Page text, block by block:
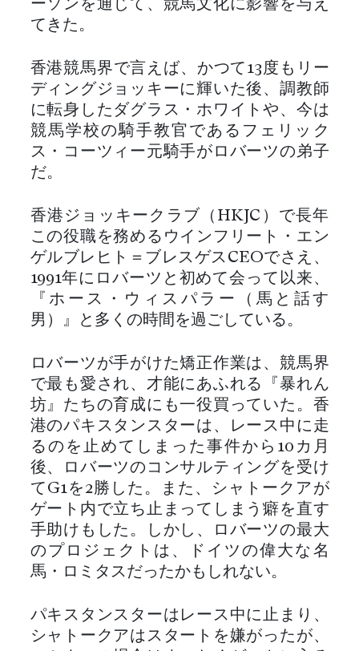
ーソンを通じて、競馬文化に影響を与え
てきた。
香港競馬界で言えば、かつて13度もリー
ディングジョッキーに輝いた後、調教師
に転身したダグラス・ホワイトや、今は
競馬学校の騎手教官であるフェリック
ス・コーツィー元騎手がロバーツの弟子
だ。
香港ジョッキークラブ（HKJC）で長年
この役職を務めるウインフリート・エン
ゲルブレヒト＝ブレスゲスCEOでさえ、
1991年にロバーツと初めて会って以来、
『ホース・ウィスパラー（馬と話す
男）』と多くの時間を過ごしている。
ロバーツが手がけた矯正作業は、競馬界
で最も愛され、才能にあふれる『暴れん
坊』たちの育成にも一役買っていた。香
港のパキスタンスターは、レース中に走
るのを止めてしまった事件から10カ月
後、ロバーツのコンサルティングを受け
てG1を2勝した。また、シャトークアが
ゲート内で立ち止まってしまう癖を直す
手助けもした。しかし、ロバーツの最大
のプロジェクトは、ドイツの偉大な名
馬・ロミタスだったかもしれない。
パキスタンスターはレース中に止まり、
シャトークアはスタートを嫌がったが、